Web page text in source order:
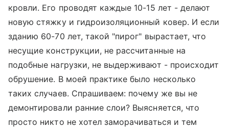
кровли. Его проводят каждые 10-15 лет - делают
новую стяжку и гидроизоляционный ковер. И если
зданию 60-70 лет, такой "пирог" вырастает, что
несущие конструкции, не рассчитанные на
подобные нагрузки, не выдерживают - происходит
обрушение. В моей практике было несколько
таких случаев. Спрашиваем: почему же вы не
демонтировали ранние слои? Выясняется, что
просто никто не хотел заморачиваться и тем